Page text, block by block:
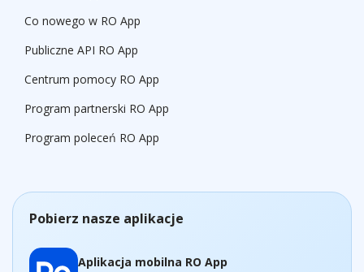
Co nowego w RO App
Publiczne API RO App
Centrum pomocy RO App
Program partnerski RO App
Program poleceń RO App
Pobierz nasze aplikacje
Aplikacja mobilna RO App